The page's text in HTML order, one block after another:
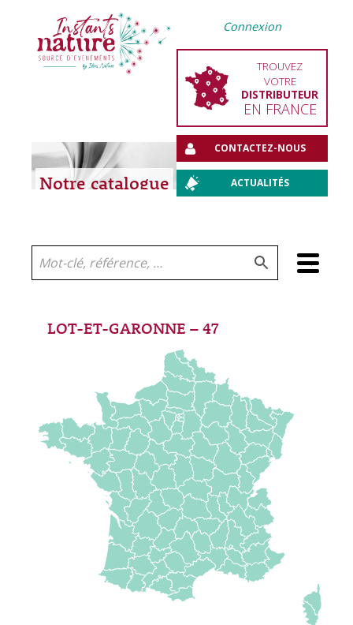
Connexion
TROUVEZ
VOTRE
DISTRIBUTEUR
EN FRANCE
CONTACTEZ-NOUS
ACTUALITÉS
Notre catalogue
Aller
au
LOT-ET-GARONNE – 47